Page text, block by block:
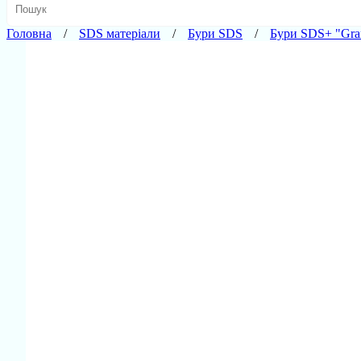
Головна SDS матеріали Бури SDS Бури SDS+